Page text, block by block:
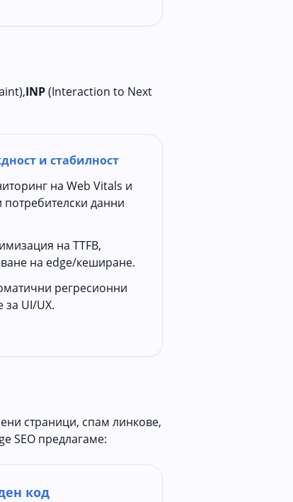
INP(Interaction to Next
и стабилност
на Web Vitals и
потребителски данни
на TTFB,
на edge/кеширане.
регресионни
за UI/UX.
страници, спам линкове,
SEO предлагаме:
код